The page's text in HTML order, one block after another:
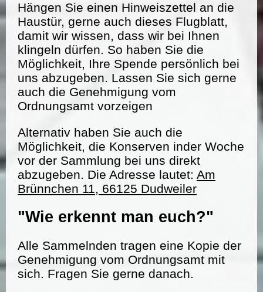
Hängen Sie einen Hinweiszettel an die
Haustür, gerne auch dieses Flugblatt,
damit wir wissen, dass wir bei Ihnen
klingeln dürfen. So haben Sie die
Möglichkeit, Ihre Spende persönlich bei
uns abzugeben. Lassen Sie sich gerne
auch die Genehmigung vom
Ordnungsamt vorzeigen
Alternativ haben Sie auch die
Möglichkeit, die Konserven inder Woche
vor der Sammlung bei uns direkt
abzugeben. Die Adresse lautet: Am
Brünnchen 11, 66125 Dudweiler
"Wie erkennt man euch?"
Alle Sammelnden tragen eine Kopie der
Genehmigung vom Ordnungsamt mit
sich. Fragen Sie gerne danach.